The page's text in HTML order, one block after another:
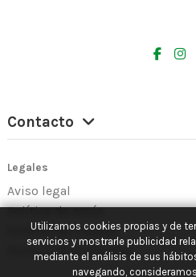
Contacto
Legales
Aviso legal
Política de envío
Política de Cookies
Política de Privacidad
Utilizamos cookies propias y de
servicios y mostrarle publicidad
mediante el análisis de sus
navegando,